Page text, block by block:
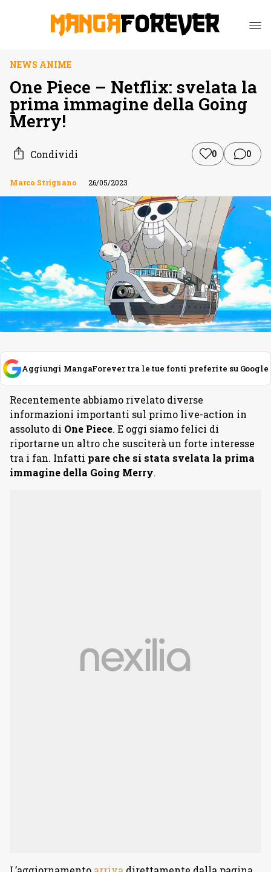
NEWS ANIME
One Piece – Netflix: svelata la
prima immagine della Going
Merry!
Condividi 0 0
Marco Strignano 26/05/2023
Aggiungi MangaForever tra le tue fonti preferite su Google
Recentemente abbiamo rivelato diverse
informazioni importanti sul primo live-action in
assoluto di One Piece. E oggi siamo felici di
riportarne un altro che susciterà un forte interesse
tra i fan. Infatti pare che si stata svelata la prima
immagine della Going Merry.